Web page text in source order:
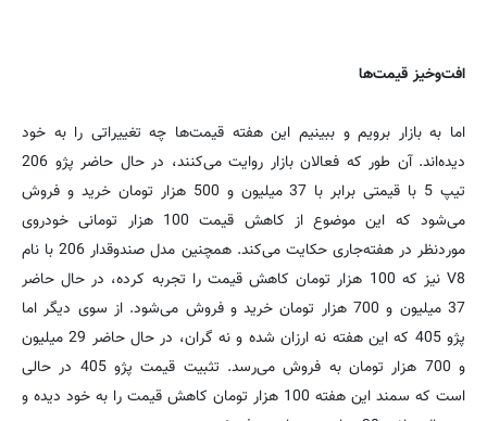
افت‌و‌خیز قیمت‌ها
اما به بازار برویم و ببینیم این هفته قیمت‌ها چه تغییراتی را به خود
دیده‌اند. آن طور که فعالان بازار روایت می‌کنند، در حال حاضر پژو 206
تیپ 5 با قیمتی برابر با 37 میلیون و 500 هزار تومان خرید و فروش
می‌شود که این موضوع از کاهش قیمت 100 هزار تومانی خودروی
موردنظر در هفته‌جاری حکایت می‌کند. همچنین مدل صندوقدار 206 با نام
V8 نیز که 100 هزار تومان کاهش قیمت را تجربه کرده، در حال حاضر
37 میلیون و 700 هزار تومان خرید و فروش می‌شود. از سوی دیگر اما
پژو 405 که این هفته نه ارزان شده و نه گران، در حال حاضر 29 میلیون
و 700 هزار تومان به فروش می‌رسد. تثبیت قیمت پژو 405 در حالی
است که سمند این هفته 100 هزار تومان کاهش قیمت را به خود دیده و